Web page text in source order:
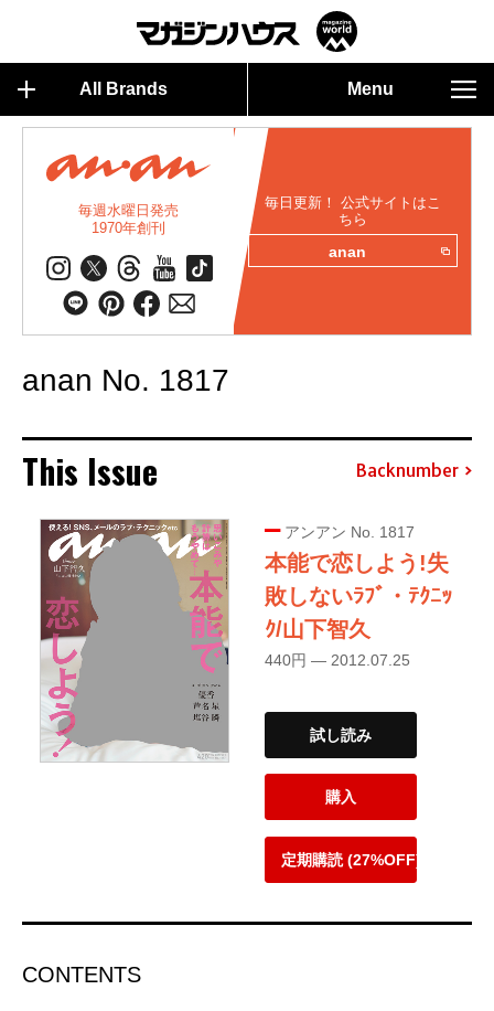
All Brands Menu
毎週水曜日発売
1970年創刊
毎日更新！ 公式サイトはこ
ちら
anan
anan No. 1817
This Issue Backnumber
アンアン No. 1817
本能で恋しよう!失
敗しないﾗﾌﾞ・ﾃｸﾆｯ
ｸ/山下智久
440円 — 2012.07.25
試し読み
購入
定期購読 (27%OFF)
CONTENTS